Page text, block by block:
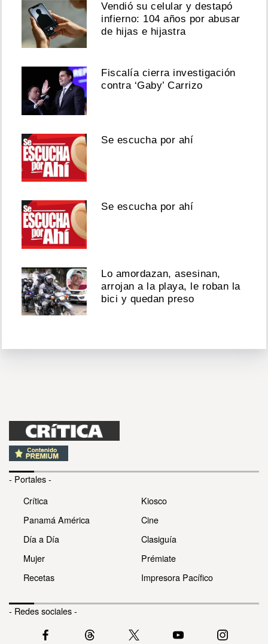
Vendió su celular y destapó
infierno: 104 años por abusar
de hijas e hijastra
Fiscalía cierra investigación
contra ‘Gaby’ Carrizo
Se escucha por ahí
Se escucha por ahí
Lo amordazan, asesinan,
arrojan a la playa, le roban la
bici y quedan preso
- Portales -
Crítica
Panamá América
Día a Día
Mujer
Recetas
Kiosco
Cine
Clasiguía
Prémiate
Impresora Pacífico
- Redes sociales -